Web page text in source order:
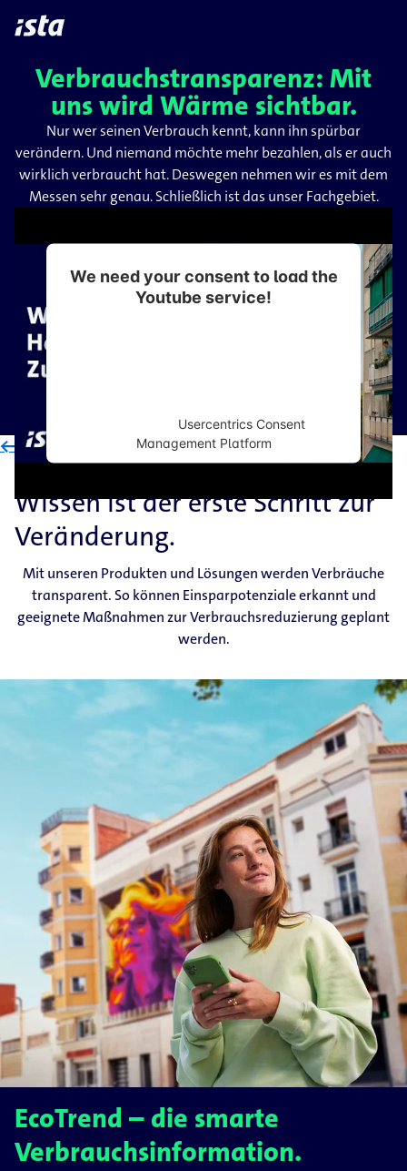
Verbrauchstransparenz: Mit
uns wird Wärme sichtbar.
Nur wer seinen Verbrauch kennt, kann ihn spürbar
verändern. Und niemand möchte mehr bezahlen, als er auch
wirklich verbraucht hat. Deswegen nehmen wir es mit dem
Messen sehr genau. Schließlich ist das unser Fachgebiet.
We need your consent to load the
Youtube service!
Usercentrics Consent
Management Platform
<- Zurück zur Übersicht
Wissen ist der erste Schritt zur
Veränderung.
Mit unseren Produkten und Lösungen werden Verbräuche
transparent. So können Einsparpotenziale erkannt und
geeignete Maßnahmen zur Verbrauchsreduzierung geplant
werden.
EcoTrend – die smarte
Verbrauchsinformation.